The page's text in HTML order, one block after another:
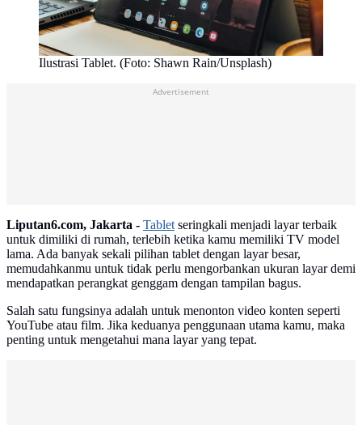
Ilustrasi Tablet. (Foto: Shawn Rain/Unsplash)
Advertisement
Liputan6.com, Jakarta - Tabletseringkali menjadi layar terbaik
untuk dimiliki di rumah, terlebih ketika kamu memiliki TV model
lama. Ada banyak sekali pilihan tablet dengan layar besar,
memudahkanmu untuk tidak perlu mengorbankan ukuran layar demi
mendapatkan perangkat genggam dengan tampilan bagus.
Salah satu fungsinya adalah untuk menonton video konten seperti
YouTube atau film. Jika keduanya penggunaan utama kamu, maka
penting untuk mengetahui mana layar yang tepat.